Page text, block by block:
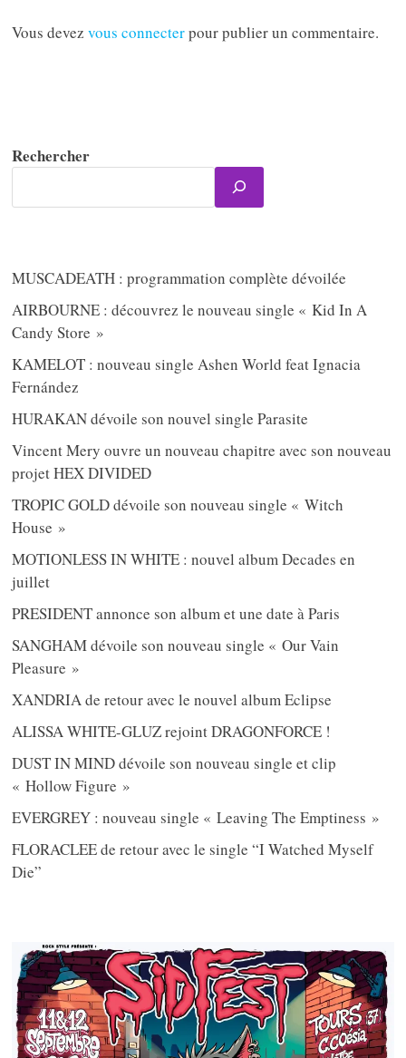
Vous devezvous connecterpour publier un commentaire.
Rechercher
MUSCADEATH : programmation complète dévoilée
AIRBOURNE : découvrez le nouveau single « Kid In A
Candy Store »
KAMELOT : nouveau single Ashen World feat Ignacia
Fernández
HURAKAN dévoile son nouvel single Parasite
Vincent Mery ouvre un nouveau chapitre avec son nouveau
projet HEX DIVIDED
TROPIC GOLD dévoile son nouveau single « Witch
House »
MOTIONLESS IN WHITE : nouvel album Decades en
juillet
PRESIDENT annonce son album et une date à Paris
SANGHAM dévoile son nouveau single « Our Vain
Pleasure »
XANDRIA de retour avec le nouvel album Eclipse
ALISSA WHITE-GLUZ rejoint DRAGONFORCE !
DUST IN MIND dévoile son nouveau single et clip
« Hollow Figure »
EVERGREY : nouveau single « Leaving The Emptiness »
FLORACLEE de retour avec le single “I Watched Myself
Die”